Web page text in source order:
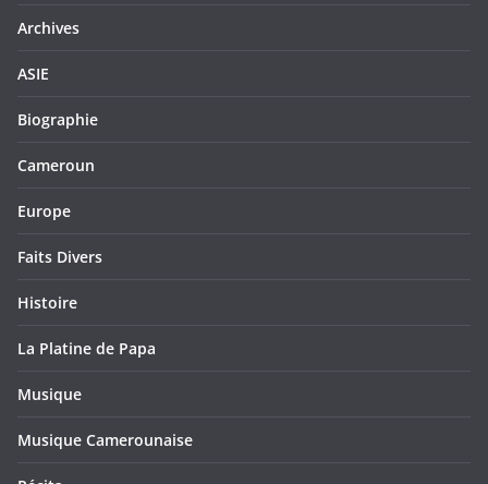
Archives
ASIE
Biographie
Cameroun
Europe
Faits Divers
Histoire
La Platine de Papa
Musique
Musique Camerounaise